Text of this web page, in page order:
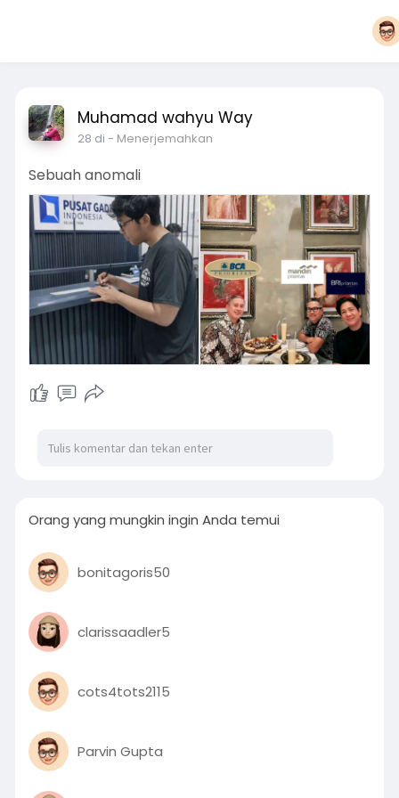
Muhamad wahyu Way
28 di - Menerjemahkan
Sebuah anomali
Orang yang mungkin ingin Anda temui
bonitagoris50
clarissaadler5
cots4tots2115
Parvin Gupta